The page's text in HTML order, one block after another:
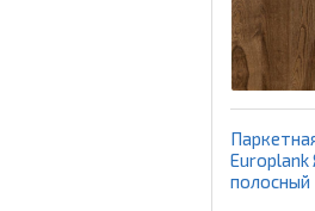
Europlank
полосный